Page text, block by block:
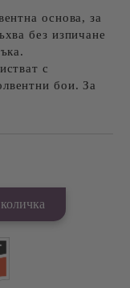
основа, за
без изпичане
с
бои. За